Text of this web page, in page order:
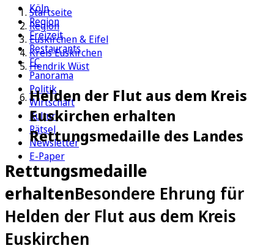
Köln
Region
Freizeit
Restaurants
FC
Panorama
Politik
Wirtschaft
Kultur
Rätsel
Newsletter
E-Paper
Startseite
Region
Euskirchen & Eifel
Kreis Euskirchen
Hendrik Wüst
Helden der Flut aus dem Kreis
Euskirchen erhalten
Rettungsmedaille des Landes
Rettungsmedaille
erhaltenBesondere Ehrung für
Helden der Flut aus dem Kreis
Euskirchen